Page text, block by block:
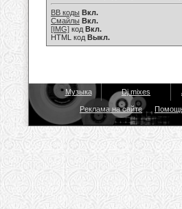
BB коды Вкл.
Смайлы Вкл.
[IMG] код Вкл.
HTML код Выкл.
Музыка Dj mixes
Реклама на сайте